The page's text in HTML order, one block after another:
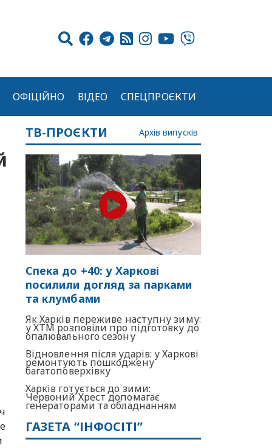
ОФІЦІЙНО ВІДЕО СПЕЦПРОЄКТИ
ТВ-ПРОЄКТИ Архів випусків
Спека до +40: у Харкові
посилили догляд за парками
та клумбами
Як Харків переживе наступну зиму:
у ХТМ розповіли про підготовку до
опалювального сезону
Відновлення після ударів: у Харкові
ремонтують пошкоджену
багатоповерхівку
Харків готується до зими:
Червоний Хрест допомагає
генераторами та обладнанням
ГАЗЕТА “ІНФОСІТІ”